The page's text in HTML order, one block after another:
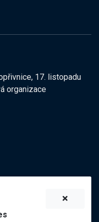
17. listopadu
organizace